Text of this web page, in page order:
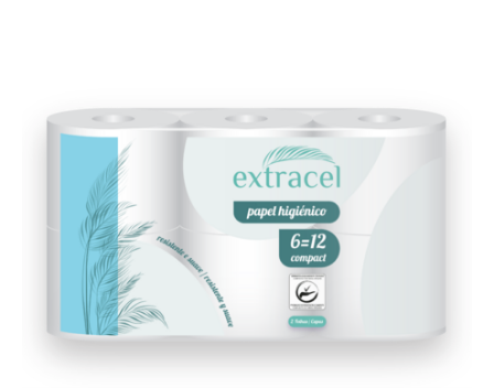
Plus
Quantité,
Plus
d’Avantages